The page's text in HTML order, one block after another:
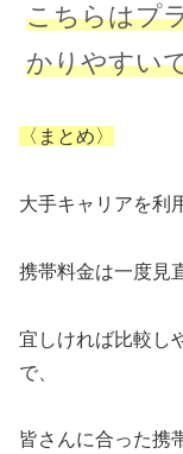
こちらはプ
かりやすい
〈まとめ〉
大手キャリアを利
携帯料金は一度見
宜しければ比較し
で、
皆さんに合った携